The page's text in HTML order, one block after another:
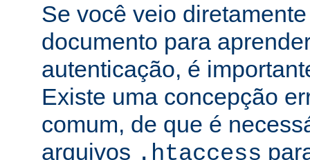
Se você veio
documento para
autenticação, é
Existe uma concepção
comum, de que é
arquivos .htaccess